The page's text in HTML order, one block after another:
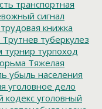
транспортная
сигнал
трудовая книжка
Трутнев туберкулез
турнир турпоход
Тяжелая
убыль населения
уголовное дело
кодекс уголовный